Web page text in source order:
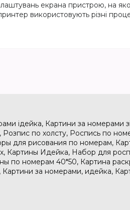
екрана пристрою, на
використовують різні
ідейка, Картини за номерами
по холсту, Роспись по
для рисования по номерам,
Картины Идейка, Набор для
по номерам 40*50, Картина
за номерами, идейка,